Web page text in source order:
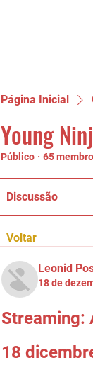
Página Inicial
Young
Público · 65
Discussão
Voltar
Leonid
18 de
Streaming:
18